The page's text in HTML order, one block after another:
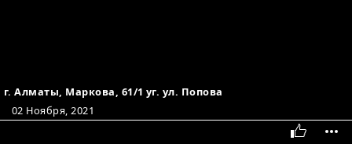
г. Алматы, Маркова, 61/1 уг. ул. Попова
02 Ноября, 2021